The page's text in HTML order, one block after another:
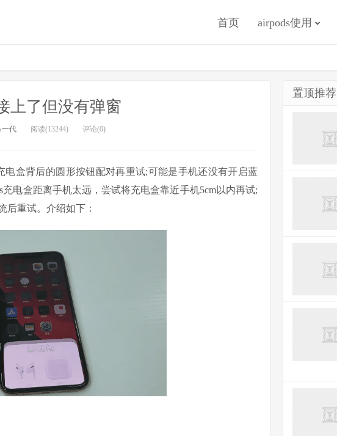
首页 airpods使用
上了但没有弹窗
一代 阅读(13244) 评论(0)
电盒背后的圆形按钮配对再重试;可能是手机还没有开启蓝
电盒距离手机太远，尝试将充电盒靠近手机5cm以内再试;
后重试。介绍如下：
置顶推荐